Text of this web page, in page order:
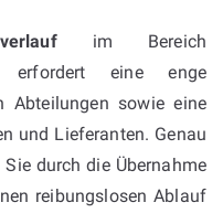
im Bereich
erfordert eine enge
Abteilungen sowie eine
und Lieferanten. Genau
durch die Übernahme
reibungslosen Ablauf